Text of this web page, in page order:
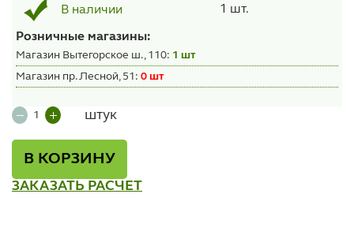
В наличии 1 шт.
Розничные магазины:
Магазин Вытегорское ш., 110: 1 шт
Магазин пр. Лесной, 51: 0 шт
штук
В КОРЗИНУ
ЗАКАЗАТЬ РАСЧЕТ